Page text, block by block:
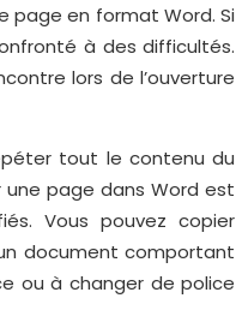
page en format Word. Si
à des difficultés.
lors de l’ouverture
tout le contenu du
page dans Word est
Vous pouvez copier
document comportant
ou à changer de police